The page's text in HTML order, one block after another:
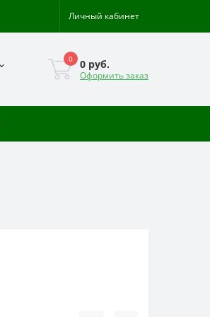
Личный кабинет
0 0 руб.
Оформить заказ